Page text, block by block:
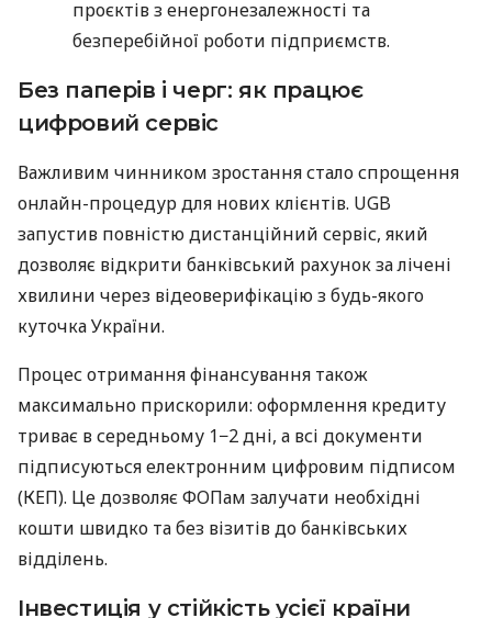
проєктів з енергонезалежності та
безперебійної роботи підприємств.
Без паперів і черг: як працює
цифровий сервіс
Важливим чинником зростання стало спрощення
онлайн-процедур для нових клієнтів. UGB
запустив повністю дистанційний сервіс, який
дозволяє відкрити банківський рахунок за лічені
хвилини через відеоверифікацію з будь-якого
куточка України.
Процес отримання фінансування також
максимально прискорили: оформлення кредиту
триває в середньому 1−2 дні, а всі документи
підписуються електронним цифровим підписом
(КЕП). Це дозволяє ФОПам залучати необхідні
кошти швидко та без візитів до банківських
відділень.
Інвестиція у стійкість усієї країни